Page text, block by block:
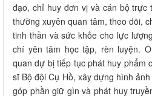
đạo, chỉ huy đơn vị và cán bộ trực
thường xuyên quan tâm, theo dõi,
tinh thần và sức khỏe cho lực
chí yên tâm học tập, rèn luyện.
quan dự bị tiếp tục phát huy phẩm
sĩ Bộ đội Cụ Hồ, xây dựng hình
góp phần giữ gìn và phát huy